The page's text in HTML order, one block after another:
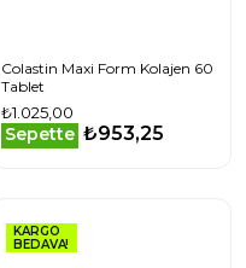
Colastin Maxi Form Kolajen 60
Tablet
₺1.025,00
Sepette ₺953,25
KARGO
BEDAVA!